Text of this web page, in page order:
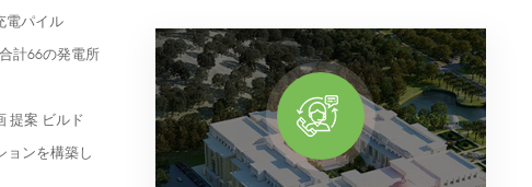
電パイル
計66の発電所
提案 ビルド
ョンを構築し